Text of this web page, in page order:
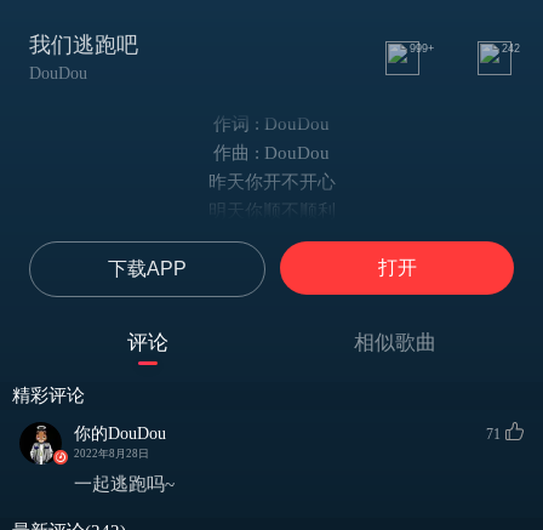
我们逃跑吧
DouDou
999+ 242
作词 : DouDou
作曲 : DouDou
昨天你开不开心
明天你顺不顺利
今天要拼尽全力 浪漫到底
过去你满不满意
未来你相不相信
下载APP 打开
评论 相似歌曲
精彩评论
你的DouDou
2022年8月28日
71
一起逃跑吗~